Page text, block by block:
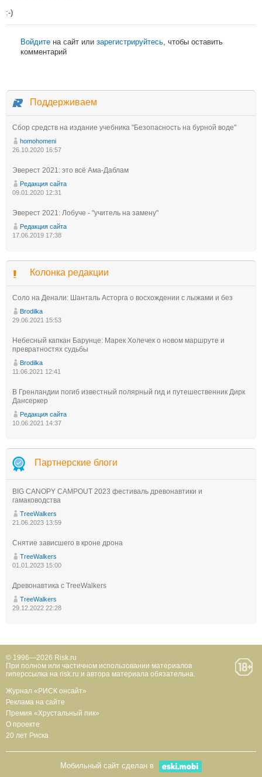
:-)
Войдите на сайт или зарегистрируйтесь, чтобы оставить
комментарий
Поддерживаем
Сбор средств на издание учебника "Безопасность на бурной воде"
homohomeni
26.10.2020 16:57
Эверест 2021: это всё Ама-Даблам
Редакция сайта
09.01.2020 12:31
Эверест 2021: Лобуче - "учитель на замену"
Редакция сайта
17.06.2019 17:38
Колонка редакции
Соло на Денали: Шанталь Асторга о восхождении с лыжами и без
Brodilka
29.06.2021 15:53
Небесный капкан Барунце: Марек Холечек о новом маршруте и
превратностях судьбы
Brodilka
11.06.2021 12:41
В Гренландии погиб известный полярный гид и путешественник Дирк
Дансеркер
Редакция сайта
10.06.2021 14:37
Партнерские блоги
BIG CANOPY CAMPOUT 2023 фестиваль древонавтики и
гамаководства
TreeWalkers
21.06.2023 13:59
Снятие зависшего в кроне дрона
TreeWalkers
01.01.2023 15:00
Древонавтика с TreeWalkers
TreeWalkers
29.12.2022 22:28
© 1996—2026 Risk.ru
При полном или частичном использовании материалов
гиперссылка на risk.ru и автора материала обязательна.
Журнал «РИСК онсайт»
Реклама на сайте
Премия «Хрустальный пик»
О проекте
20 лет Риска
Мобильный сайт сделан в